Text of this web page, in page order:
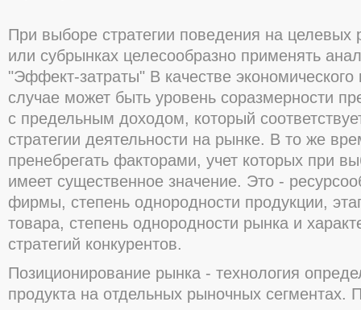
При выборе стратегии поведения на целевых
или субрынках целесообразно применять
"Эффект-затраты" В качестве экономического
случае может быть уровень соразмерности
с предельным доходом, который
стратегии деятельности на рынке. В то же
пренебрегать факторами, учет которых при
имеет существенное значение. Это -
фирмы, степень однородности продукции,
товара, степень однородности рынка и
стратегий конкурентов.
Позиционирование рынка - технология
продукта на отдельных рыночных сегментах.